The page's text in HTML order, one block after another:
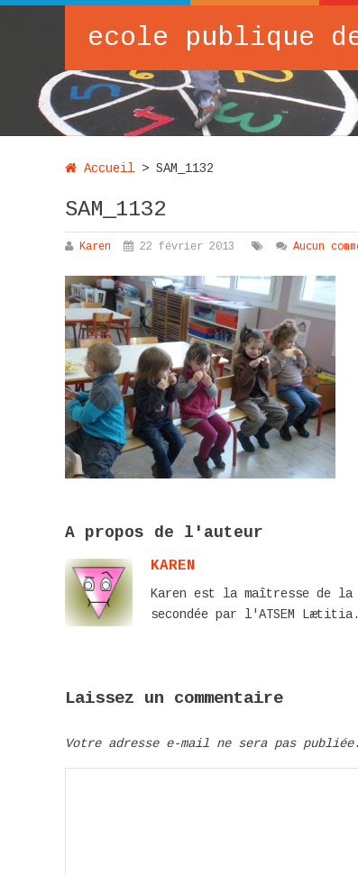
ecole publique de
Accueil > SAM_1132
SAM_1132
Karen 22 février 2013 Aucun
A propos de l'auteur
KAREN
Karen est la maîtresse de
secondée par l'ATSEM Lætitia.
Laissez un commentaire
Votre adresse e-mail ne sera pas publiée.